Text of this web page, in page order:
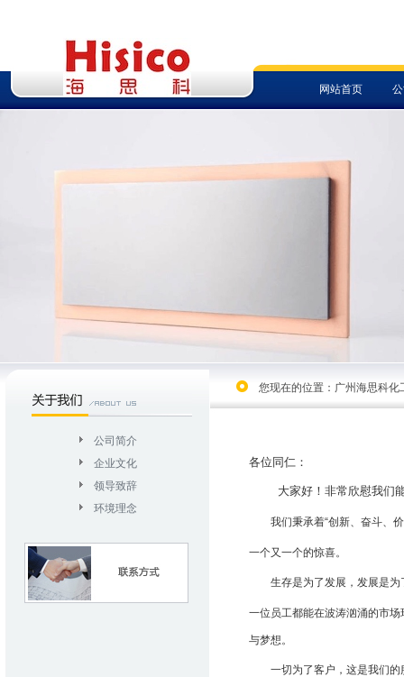
网站首页
菜单名称
您现在的位置： 广州海思科化
公司简介
企业文化
领导致辞
环境理念
各位同仁：
大家好！非常欣慰我们能
我们秉承着“创新、奋斗、
一个又一个的惊喜。
生存是为了发展，发展是
一位员工都能在波涛汹涌的市
与梦想。
一切为了客户，这是我们